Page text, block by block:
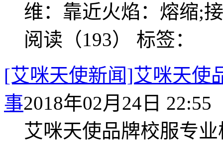
维：靠近火焰：熔缩;
阅读（193） 标签：
[艾咪天使新闻]艾咪天使
事2018年02月24日 22:55
艾咪天使品牌校服专业